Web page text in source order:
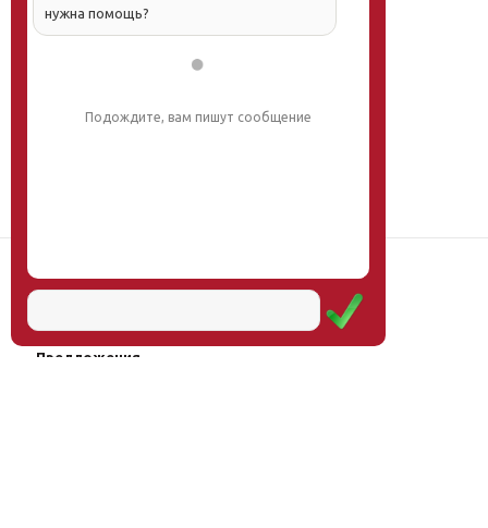
Научная школа
Услуги
Предложения
нужна помощь?
Подождите, вам пишут сообщение